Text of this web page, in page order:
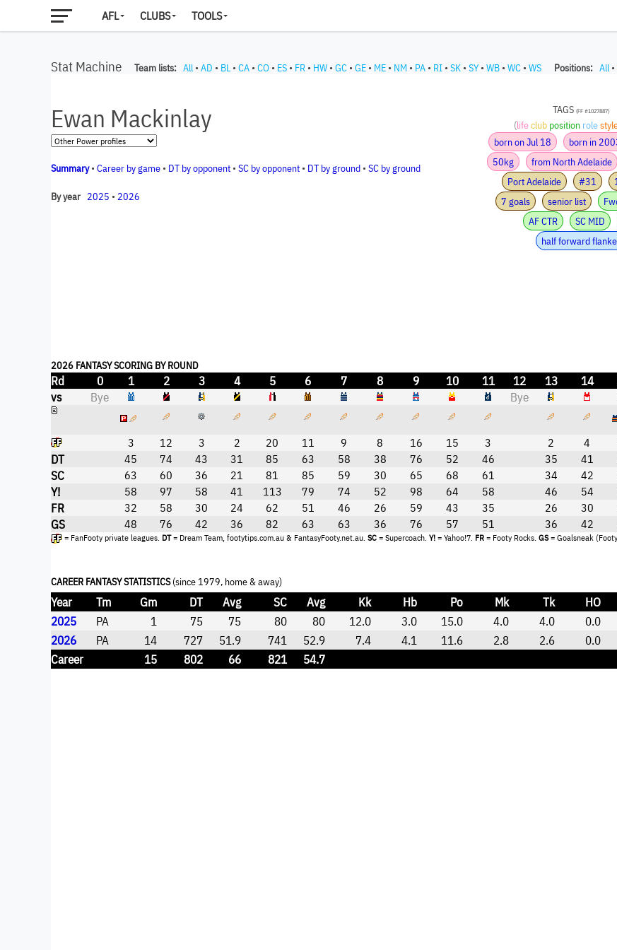
AFL CLUBS TOOLS
Stat Machine Team lists: All • AD • BL • CA • CO • ES • FR • HW • GC • GE • ME • NM • PA • RI • SK • SY• WB • WC • WS Positions: All •